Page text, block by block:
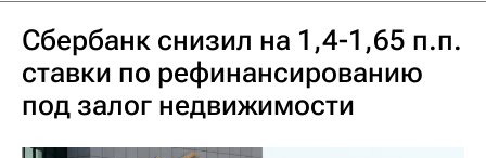
Сбербанк снизил на 1,4-1,65 п.п.
ставки по рефинансированию
под залог недвижимости